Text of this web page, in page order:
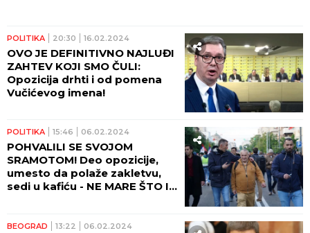
POLITIKA 20:30 16.02.2024
OVO JE DEFINITIVNO NAJLUĐI
ZAHTEV KOJI SMO ČULI:
Opozicija drhti i od pomena
Vučićevog imena!
POLITIKA 15:46 06.02.2024
POHVALILI SE SVOJOM
SRAMOTOM! Deo opozicije,
umesto da polaže zakletvu,
sedi u kafiću - NE MARE ŠTO IH
BEOGRAD 13:22 06.02.2024